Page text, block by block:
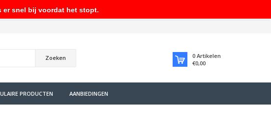
Zoeken 0 Artikelen
€0,00
PRODUCTEN AANBIEDINGEN
er snel bij voordat het stopt.